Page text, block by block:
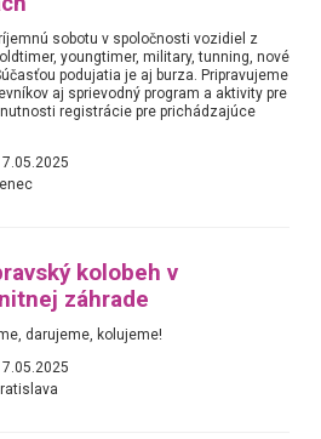
sobotu v spoločnosti vozidiel z
youngtimer, military, tunning, nové
podujatia je aj burza. Pripravujeme
aj sprievodný program a aktivity pre
registrácie pre prichádzajúce
kolobeh v
záhrade
darujeme, kolujeme!